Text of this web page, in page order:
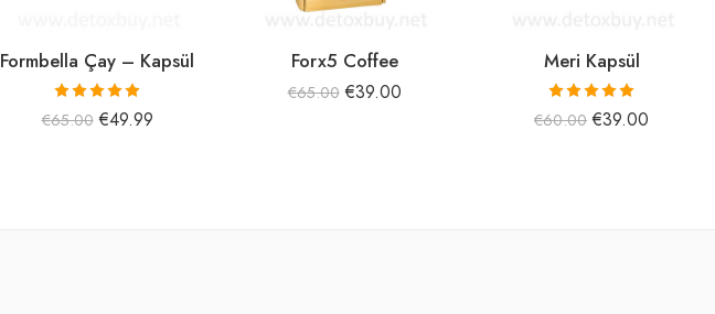
Formbella Çay – Kapsül
5 üzerinden
5.00oy aldı
€65.00 €49.99
Forx5 Coffee
€65.00 €39.00
Meri Kapsül
5 üzerinden
5.00oy aldı
€60.00 €39.00